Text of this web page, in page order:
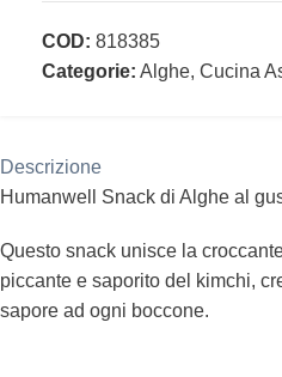
COD: 818385
Categorie: Alghe, Cucina
Descrizione
Humanwell Snack di Alghe al
Questo snack unisce la
piccante e saporito del kimchi,
sapore ad ogni boccone.